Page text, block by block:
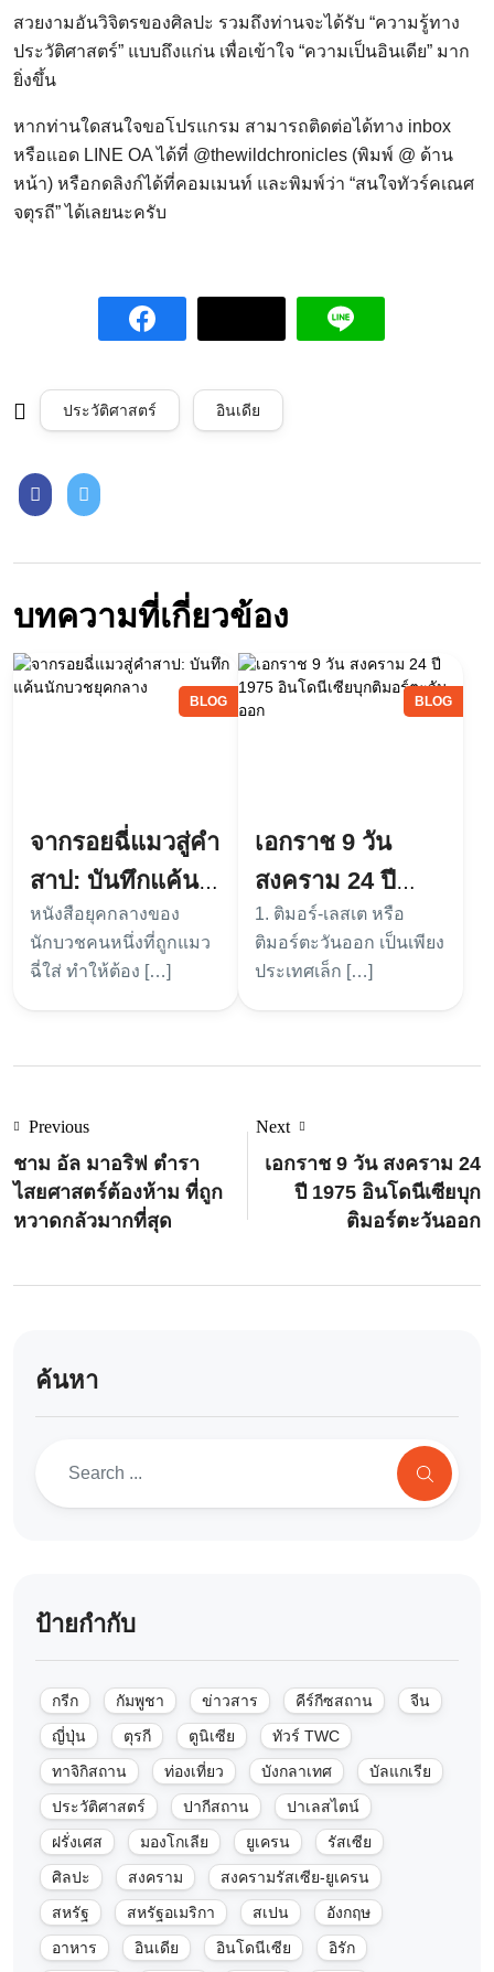
สวยงามอันวิจิตรของศิลปะ รวมถึงท่านจะได้รับ “ความรู้ทาง
ประวัติศาสตร์” แบบถึงแก่น เพื่อเข้าใจ “ความเป็นอินเดีย” มาก
ยิ่งขึ้น
หากท่านใดสนใจขอโปรแกรม สามารถติดต่อได้ทาง inbox
หรือแอด LINE OA ได้ที่ @thewildchronicles (พิมพ์ @ ด้าน
หน้า) หรือกดลิงก์ได้ที่คอมเมนท์ และพิมพ์ว่า “สนใจทัวร์คเณศ
จตุรถี” ได้เลยนะครับ
ประวัติศาสตร์ อินเดีย
บทความที่เกี่ยวข้อง
BLOG
จากรอยฉี่แมวสู่คำ
สาป: บันทึกแค้น
นักบวชยุคกลาง
หนังสือยุคกลางของ
นักบวชคนหนึ่งที่ถูกแมว
ฉี่ใส่ ทำให้ต้อง […]
BLOG
เอกราช 9 วัน
สงคราม 24 ปี
1975 อินโดนีเซีย
บุกติมอร์ตะวันออก
1. ติมอร์-เลสเต หรือ
ติมอร์ตะวันออก เป็นเพียง
ประเทศเล็ก […]
Previous
ชาม อัล มาอริฟ ตำรา
ไสยศาสตร์ต้องห้าม ที่ถูก
หวาดกลัวมากที่สุด
Next
เอกราช 9 วัน สงคราม 24
ปี 1975 อินโดนีเซียบุก
ติมอร์ตะวันออก
ค้นหา
ป้ายกำกับ
กรีก กัมพูชา ข่าวสาร คีร์กีซสถาน
จีน
ญี่ปุ่น
ตุรกี ตูนิเซีย
ทัวร์ TWC
ทาจิกิสถาน
ท่องเที่ยว บังกลาเทศ
บัลแกเรีย
ประวัติศาสตร์
ปากีสถาน
ปาเลสไตน์
ฝรั่งเศส
มองโกเลีย ยูเครน
รัสเซีย
ศิลปะ
สงคราม
สงครามรัสเซีย-ยูเครน
สหรัฐ
สหรัฐอเมริกา สเปน
อังกฤษ
อาหาร
อินเดีย อินโดนีเซีย
อิรัก